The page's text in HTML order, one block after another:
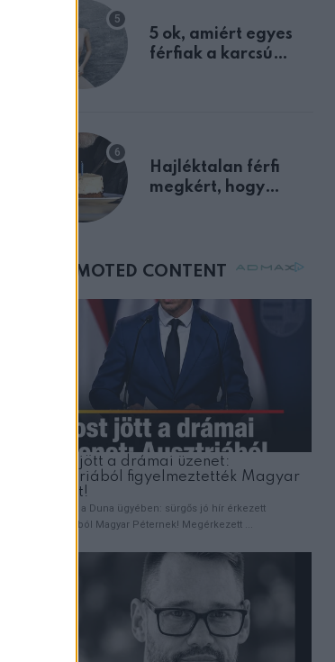
5 ok, amiért egyes
férfiak a karcsú
Hajléktalan férfi
megkért, hogy
mellettem ült az első